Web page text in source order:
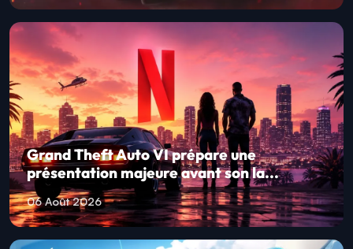
Grand Theft Auto VI prépare une
présentation majeure avant son la...
06 Août 2026